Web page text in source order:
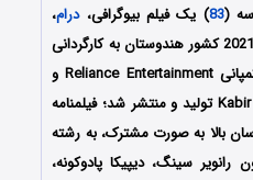
83) یک فیلم بیوگرافی،درام،
و تاریخی محصول سال 2021 کشور هندوستان به کارگردانی
کبیر خان است که توسط سه کمپانی Reliance Entertainment و
Phantom Films و Kabir Khan Films تولید و منتشر شد؛ فیلمنامه
بالا به صورت مشترک، به رشته
سینگ، دیپیکا پادوکونه،